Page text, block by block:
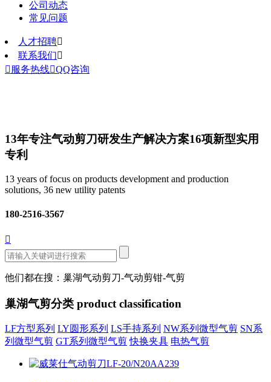
公司动态
常见问题
人才招聘
联系我们
 服务热线QQ咨询
13年专注气动剪刀研发生产解决方案16项新型实用
专利
13 years of focus on products development and production
solutions, 36 new utility patents
180-2516-3567

他们都在搜：巢湖气动剪刀-气动剪钳-气剪
巢湖气剪分类 product classification
LF方型系列 LY圆形系列 LS手持系列 NW系列微型气剪 SN系
列微型气剪 GT系列微型气剪 快换夹具 电热气剪